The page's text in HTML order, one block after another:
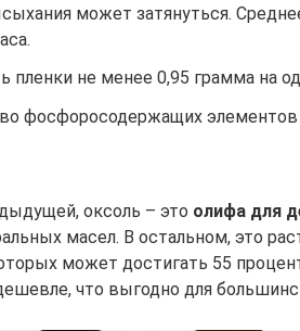
может затянуться.
пленки не менее 0,95 грамма на
фосфоросодержащих элементов
оксоль – это олифа для
масел. В остальном, это
может достигать 55
что выгодно для